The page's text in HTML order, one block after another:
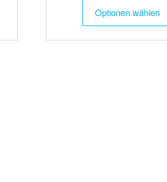
Optionen wählen